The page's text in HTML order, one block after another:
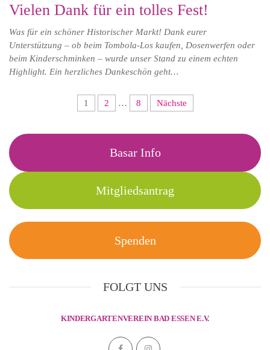
Vielen Dank für ein tolles Fest!
Was für ein schöner Historischer Markt! Dank eurer
Unterstützung – ob beim Tombola-Los kaufen, Dosenwerfen oder
beim Kinderschminken – wurde unser Stand zu einem echten
Highlight. Ein herzliches Dankeschön geht…
Seitennummerierung
Beiträge
1 2 … 8 Nächste
Basar Info
Mitgliedsantrag
Spenden
FOLGT UNS
KINDERGARTENVEREIN BAD ESSEN E.V.